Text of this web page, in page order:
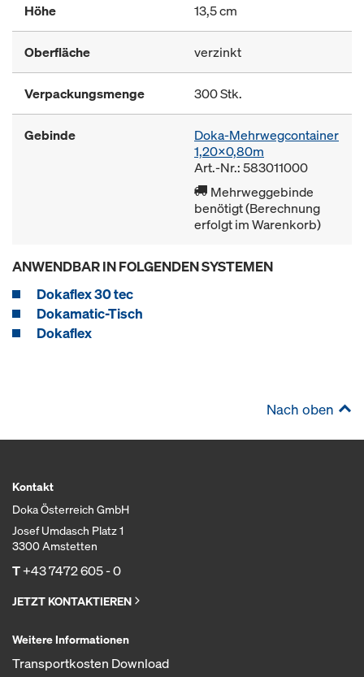
Höhe 13,5 cm
Oberfläche verzinkt
Verpackungsmenge 300 Stk.
Gebinde
Doka-Mehrwegcontainer
1,20x0,80m
Art.-Nr.: 583011000
Mehrweggebinde
benötigt (Berechnung
erfolgt im Warenkorb)
ANWENDBAR IN FOLGENDEN SYSTEMEN
Dokaflex 30 tec
Dokamatic-Tisch
Dokaflex
Nach oben
Kontakt
Doka Österreich GmbH
Josef Umdasch Platz 1
3300 Amstetten
T+43 7472 605 - 0
JETZT KONTAKTIEREN
Weitere Informationen
Transportkosten Download